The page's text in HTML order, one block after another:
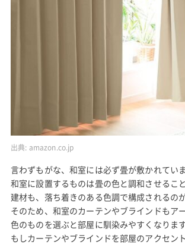
出典: amazon.co.jp
言わずもがな、和室には必ず畳が敷かれていま
和室に設置するものは畳の色と調和させるこ
建材も、落ち着きのある色調で構成されるの
そのため、和室のカーテンやブラインドもア
色のものを選ぶと部屋に馴染みやすくなります
もしカーテンやブラインドを部屋のアクセン